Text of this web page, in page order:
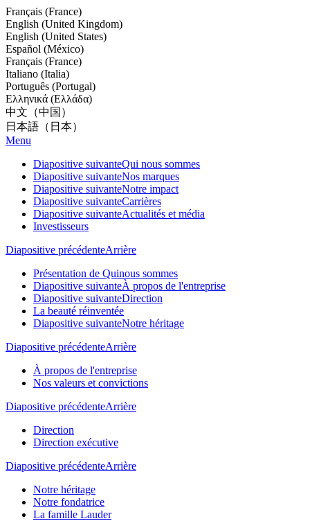
Français (France)
English (United Kingdom)
English (United States)
Español (México)
Français (France)
Italiano (Italia)
Português (Portugal)
Ελληνικά (Ελλάδα)
中文（中国）
日本語（日本）
Menu
Diapositive suivanteQui nous sommes
Diapositive suivanteNos marques
Diapositive suivanteNotre impact
Diapositive suivanteCarrières
Diapositive suivanteActualités et média
Investisseurs
Diapositive précédenteArrière
Présentation de Quinous sommes
Diapositive suivanteÀ propos de l'entreprise
Diapositive suivanteDirection
La beauté réinventée
Diapositive suivanteNotre héritage
Diapositive précédenteArrière
À propos de l'entreprise
Nos valeurs et convictions
Diapositive précédenteArrière
Direction
Direction exécutive
Diapositive précédenteArrière
Notre héritage
Notre fondatrice
La famille Lauder